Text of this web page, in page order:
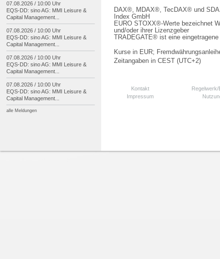
DAX®, MDAX®, TecDAX® und
Index GmbH
EURO STOXX®-Werte bezeichnet
und/oder ihrer Lizenzgeber
TRADEGATE® ist eine
Kurse in EUR;
Zeitangaben in CEST (UTC+2)
Kontakt
Impressum
07.08.2026 / 10:00 Uhr
EQS-DD: sino AG: MMI Leisure &
Capital Management...
07.08.2026 / 10:00 Uhr
EQS-DD: sino AG: MMI Leisure &
Capital Management...
07.08.2026 / 10:00 Uhr
EQS-DD: sino AG: MMI Leisure &
Capital Management...
07.08.2026 / 10:00 Uhr
EQS-DD: sino AG: MMI Leisure &
Capital Management...
alle Meldungen